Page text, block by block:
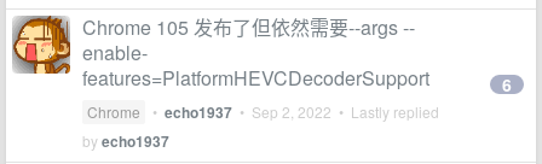
Chrome 105 发布了但依然需要--args --
enable-
features=PlatformHEVCDecoderSupport
Chrome • echo1937 • Sep 2, 2022 • Lastly replied
byecho1937
6